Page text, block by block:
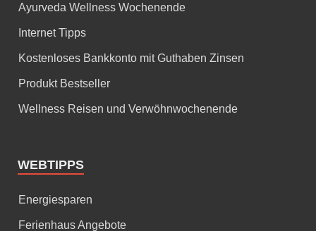
Ayurveda Wellness Wochenende
Internet Tipps
Kostenloses Bankkonto mit Guthaben Zinsen
Produkt Bestseller
Wellness Reisen und Verwöhnwochenende
WEBTIPPS
Energiesparen
Ferienhaus Angebote